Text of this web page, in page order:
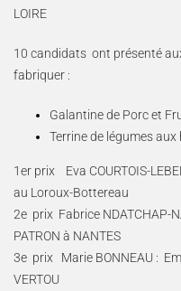
LOIRE
10 candidats ont présenté
fabriquer :
Galantine de Porc et
Terrine de légumes
1er prix Eva COURTOIS-
au Loroux-Bottereau
2e prix Fabrice NDATCHAP-
PATRON à NANTES
3e prix Marie BONNEAU :
VERTOU